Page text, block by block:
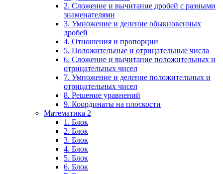
2. Сложение и вычитание дробей с разными
знаменателями
3. Умножение и деление обыкновенных
дробей
4. Отношения и пропорции
5. Положительные и отрицательные числа
6. Сложение и вычитание положительных и
отрицательных чисел
7. Умножение и деление положительных и
отрицательных чисел
8. Решение уравнений
9. Координаты на плоскости
Математика 2
1. Блок
2. Блок
3. Блок
4. Блок
5. Блок
6. Блок